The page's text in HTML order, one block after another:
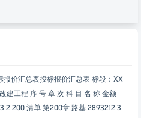
价汇总表投标报价汇总表 标段：XX
建工程 序 号 章 次 科 目 名 称 金额
2 200 清单 第200章 路基 2893212 3